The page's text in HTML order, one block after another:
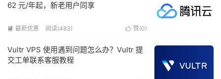
62 元/年起，新老用户同享
 最新优惠 阅读(483)  赞(0)
Vultr VPS 使用遇到问题怎么办？Vultr 提
交工单联系客服教程